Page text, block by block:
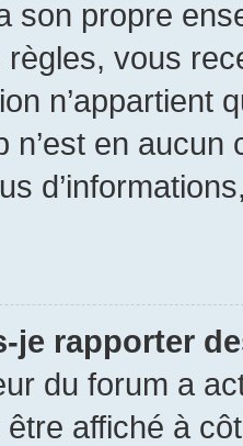
son propre
vous
n’appartient
n’est en
je rapporter
du forum a
affiché à